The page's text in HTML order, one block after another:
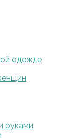
одежде
руками